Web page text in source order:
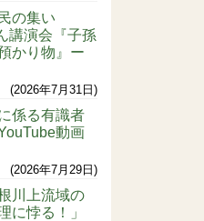
の集い
講演会『子孫
かり物』ー
2026年7月31日
係る有識者
動画
2026年7月29日
川上流域の
に悖る！」